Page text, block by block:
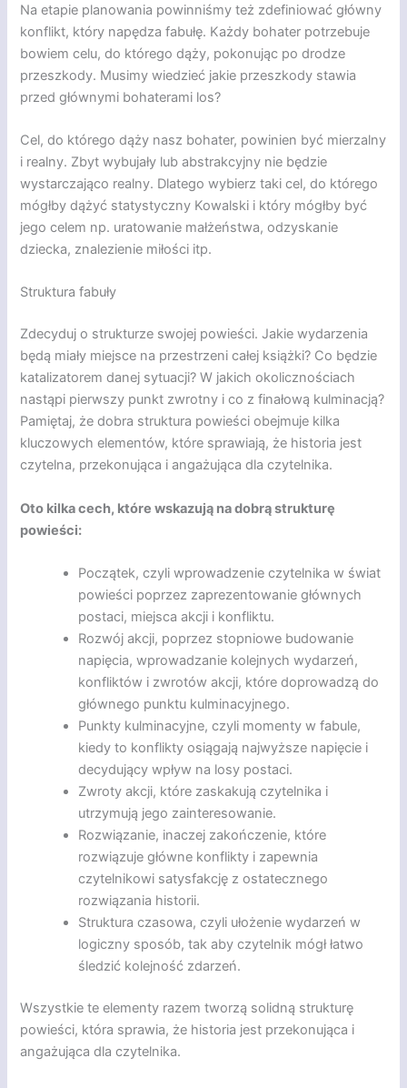
Na etapie planowania powinniśmy też zdefiniować główny
konflikt, który napędza fabułę. Każdy bohater potrzebuje
bowiem celu, do którego dąży, pokonując po drodze
przeszkody. Musimy wiedzieć jakie przeszkody stawia
przed głównymi bohaterami los?
Cel, do którego dąży nasz bohater, powinien być mierzalny
i realny. Zbyt wybujały lub abstrakcyjny nie będzie
wystarczająco realny. Dlatego wybierz taki cel, do którego
mógłby dążyć statystyczny Kowalski i który mógłby być
jego celem np. uratowanie małżeństwa, odzyskanie
dziecka, znalezienie miłości itp.
Struktura fabuły
Zdecyduj o strukturze swojej powieści. Jakie wydarzenia
będą miały miejsce na przestrzeni całej książki? Co będzie
katalizatorem danej sytuacji? W jakich okolicznościach
nastąpi pierwszy punkt zwrotny i co z finałową kulminacją?
Pamiętaj, że dobra struktura powieści obejmuje kilka
kluczowych elementów, które sprawiają, że historia jest
czytelna, przekonująca i angażująca dla czytelnika.
Oto kilka cech, które wskazują na dobrą strukturę
powieści:
Początek, czyli wprowadzenie czytelnika w świat
powieści poprzez zaprezentowanie głównych
postaci, miejsca akcji i konfliktu.
Rozwój akcji, poprzez stopniowe budowanie
napięcia, wprowadzanie kolejnych wydarzeń,
konfliktów i zwrotów akcji, które doprowadzą do
głównego punktu kulminacyjnego.
Punkty kulminacyjne, czyli momenty w fabule,
kiedy to konflikty osiągają najwyższe napięcie i
decydujący wpływ na losy postaci.
Zwroty akcji, które zaskakują czytelnika i
utrzymują jego zainteresowanie.
Rozwiązanie, inaczej zakończenie, które
rozwiązuje główne konflikty i zapewnia
czytelnikowi satysfakcję z ostatecznego
rozwiązania historii.
Struktura czasowa, czyli ułożenie wydarzeń w
logiczny sposób, tak aby czytelnik mógł łatwo
śledzić kolejność zdarzeń.
Wszystkie te elementy razem tworzą solidną strukturę
powieści, która sprawia, że historia jest przekonująca i
angażująca dla czytelnika.